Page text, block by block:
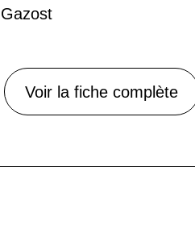
Gazost
Voir la fiche complète